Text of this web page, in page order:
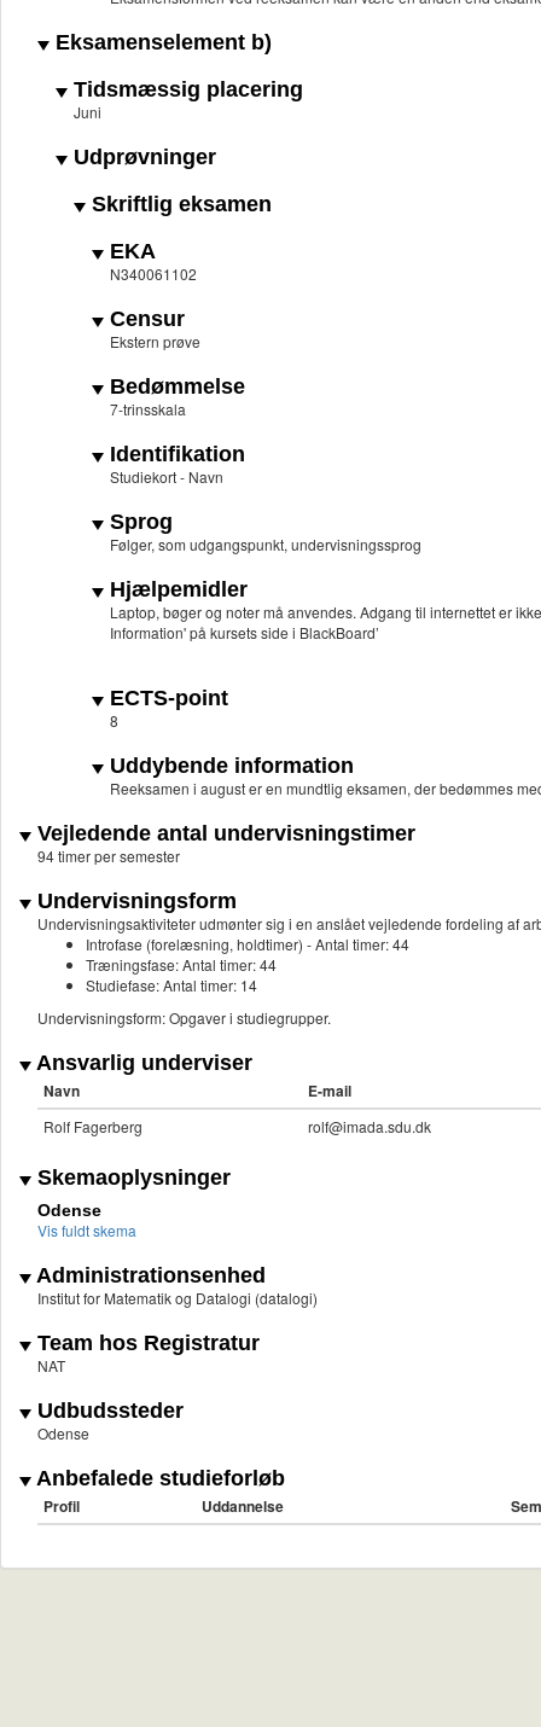
Eksamenselement b)
Tidsmæssig placering
Juni
Udprøvninger
Skriftlig eksamen
EKA
N340061102
Censur
Ekstern prøve
Bedømmelse
7-trinsskala
Identifikation
Studiekort - Navn
Sprog
Følger, som udgangspunkt, undervisningssprog
Hjælpemidler
Laptop, bøger og noter må anvendes. Adgang til internettet er
Information' på kursets side i BlackBoard’
ECTS-point
8
Uddybende information
Reeksamen i august er en mundtlig eksamen, der bedømmes
Vejledende antal undervisningstimer
94 timer per semester
Undervisningsform
Undervisningsaktiviteter udmønter sig i en anslået vejledende fordeling af
Introfase (forelæsning, holdtimer) - Antal timer: 44
Træningsfase: Antal timer: 44
Studiefase: Antal timer: 14
Undervisningsform: Opgaver i studiegrupper.
Ansvarlig underviser
Navn E-mail
Rolf Fagerberg rolf@imada.sdu.dk
Skemaoplysninger
Odense
Vis fuldt skema
Administrationsenhed
Institut for Matematik og Datalogi (datalogi)
Team hos Registratur
NAT
Udbudssteder
Odense
Anbefalede studieforløb
Profil Uddannelse